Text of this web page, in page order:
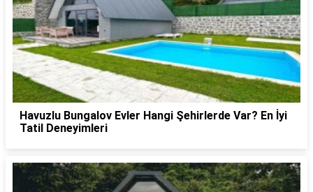
Havuzlu Bungalov Evler Hangi Şehirlerde Var? En İyi
Tatil Deneyimleri